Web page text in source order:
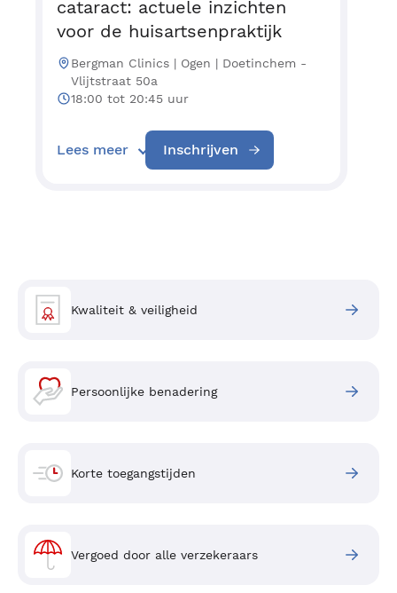
cataract: actuele inzichten
voor de huisartsenpraktijk
Bergman Clinics | Ogen | Doetinchem -
Vlijtstraat 50a
18:00 tot 20:45 uur
Lees meer Inschrijven
Kwaliteit & veiligheid
Persoonlijke benadering
Korte toegangstijden
Vergoed door alle verzekeraars